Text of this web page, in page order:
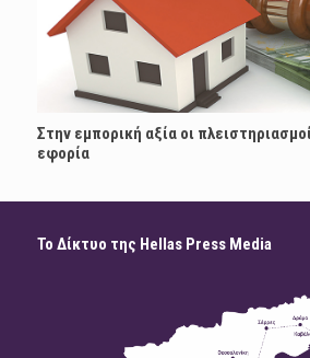
Στην εμπορική αξία οι
εφορία
Το Δίκτυο της Hellas Press Media